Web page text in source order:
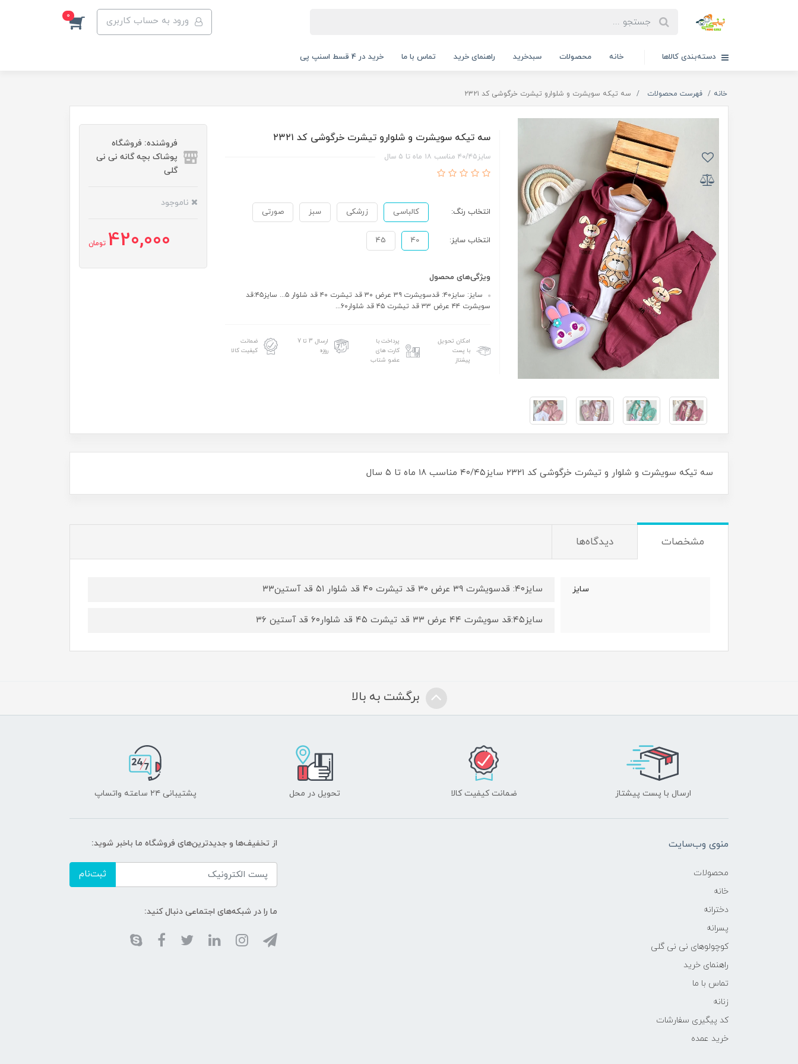
ورود به حساب کاربری 0
دسته‌بندی کالاها خانه محصولات سبدخرید راهنمای خرید تماس با ما خرید در 4 قسط اسنپ پی
خانه فهرست محصولات سه تیکه سویشرت و شلوارو تیشرت خرگوشی کد ۲۳۲۱
سه تیکه سویشرت و شلوارو تیشرت خرگوشی کد ۲۳۲۱
سایز۴۰/۴۵ مناسب ۱۸ ماه تا ۵ سال
انتخاب رنگ: کالباسی زرشکی سبز صورتی
انتخاب سایز: 40
45
ویژگی‌های محصول
سایز: سایز۴۰: قدسویشرت ۳۹ عرض ۳۰ قد تیشرت ۴۰ قد شلوار ۵... سایز۴۵:قد
سویشرت ۴۴ عرض ۳۳ قد تیشرت ۴۵ قد شلوار۶۰...
امکان تحویل
با پست
پیشتاز
پرداخت با
کارت های
عضو شتاب
ارسال 3 تا 7
روزه
ضمانت
کیفیت کالا
فروشنده: فروشگاه
پوشاک بچه گانه نی نی
گلی
ناموجود
420,000 تومان
سه تیکه سویشرت و شلوار و تیشرت خرگوشی کد ۲۳۲۱ سایز۴۰/۴۵ مناسب ۱۸ ماه تا ۵ سال
مشخصات دیدگاه‌ها
سایز سایز۴۰: قدسویشرت ۳۹ عرض ۳۰ قد تیشرت ۴۰ قد شلوار ۵۱ قد آستین۳۳
سایز۴۵:قد سویشرت ۴۴ عرض ۳۳ قد تیشرت ۴۵ قد شلوار۶۰ قد آستین ۳۶
برگشت به بالا
ارسال با پست پیشتاز ضمانت کیفیت کالا تحویل در محل پشتیبانی ۲۴ ساعته واتساپ
منوی وب‌سایت
محصولات
خانه
دخترانه
پسرانه
کوچولوهای نی نی گلی
راهنمای خرید
تماس با ما
زنانه
کد پیگیری سفارشات
خرید عمده
از تخفیف‌ها و جدیدترین‌های فروشگاه ما باخبر شوید:
ثبت‌نام
ما را در شبکه‌های اجتماعی دنبال کنید: